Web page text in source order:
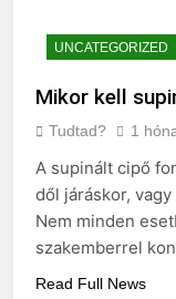
UNCATEGORIZED
Mikor kell
Tudtad? 1
A supinált cipő
dől járáskor,
Nem minden
szakemberrel
Read Full News